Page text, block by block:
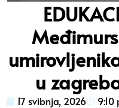
u
17 svibnja, 2026
9:10